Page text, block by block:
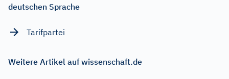
deutschen Sprache
Tarifpartei
Weitere Artikel auf wissenschaft.de